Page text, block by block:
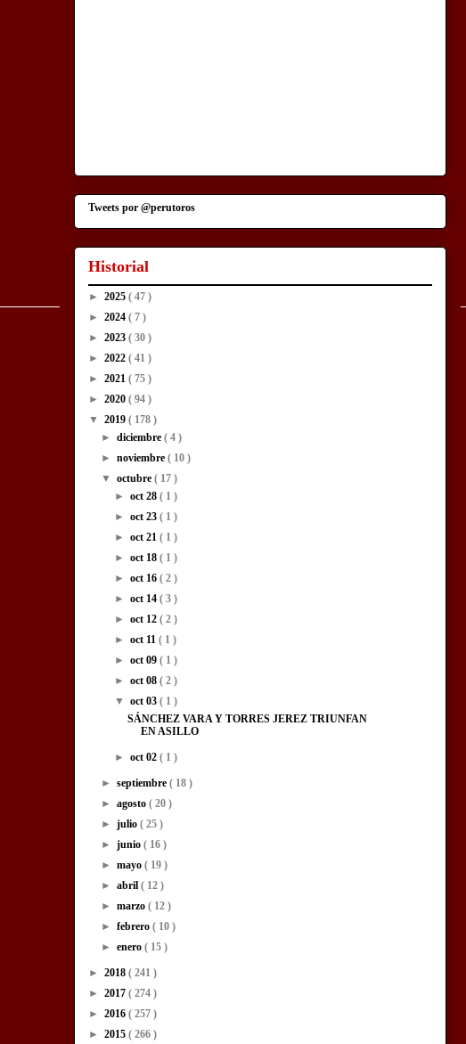
Tweets por @perutoros
Historial
► 2025 ( 47 )
► 2024 ( 7 )
► 2023 ( 30 )
► 2022 ( 41 )
► 2021 ( 75 )
► 2020 ( 94 )
▼ 2019 ( 178 )
►diciembre( 4 )
►noviembre( 10 )
▼octubre( 17 )
► oct 28 ( 1 )
► oct 23 ( 1 )
► oct 21 ( 1 )
► oct 18 ( 1 )
► oct 16 ( 2 )
► oct 14 ( 3 )
► oct 12 ( 2 )
► oct 11 ( 1 )
► oct 09 ( 1 )
► oct 08 ( 2 )
▼ oct 03 ( 1 )
SÁNCHEZ VARA Y TORRES JEREZ TRIUNFAN
EN ASILLO
► oct 02 ( 1 )
►septiembre( 18 )
►agosto( 20 )
►julio( 25 )
►junio( 16 )
►mayo( 19 )
►abril( 12 )
►marzo( 12 )
►febrero( 10 )
►enero( 15 )
► 2018 ( 241 )
► 2017 ( 274 )
► 2016 ( 257 )
► 2015 ( 266 )